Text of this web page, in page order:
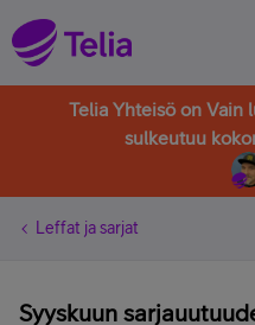
Telia Yhteisö on Vain
sulkeutuu
Leffat ja sarjat
Syyskuun